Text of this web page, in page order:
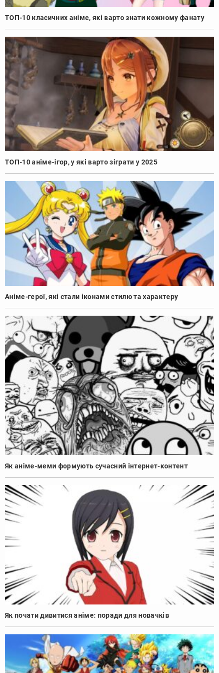
ТОП-10 класичних аніме, які варто знати кожному фанату
ТОП-10 аніме-ігор, у які варто зіграти у 2025
Аніме-герої, які стали іконами стилю та характеру
Як аніме-меми формують сучасний інтернет-контент
Як почати дивитися аніме: поради для новачків